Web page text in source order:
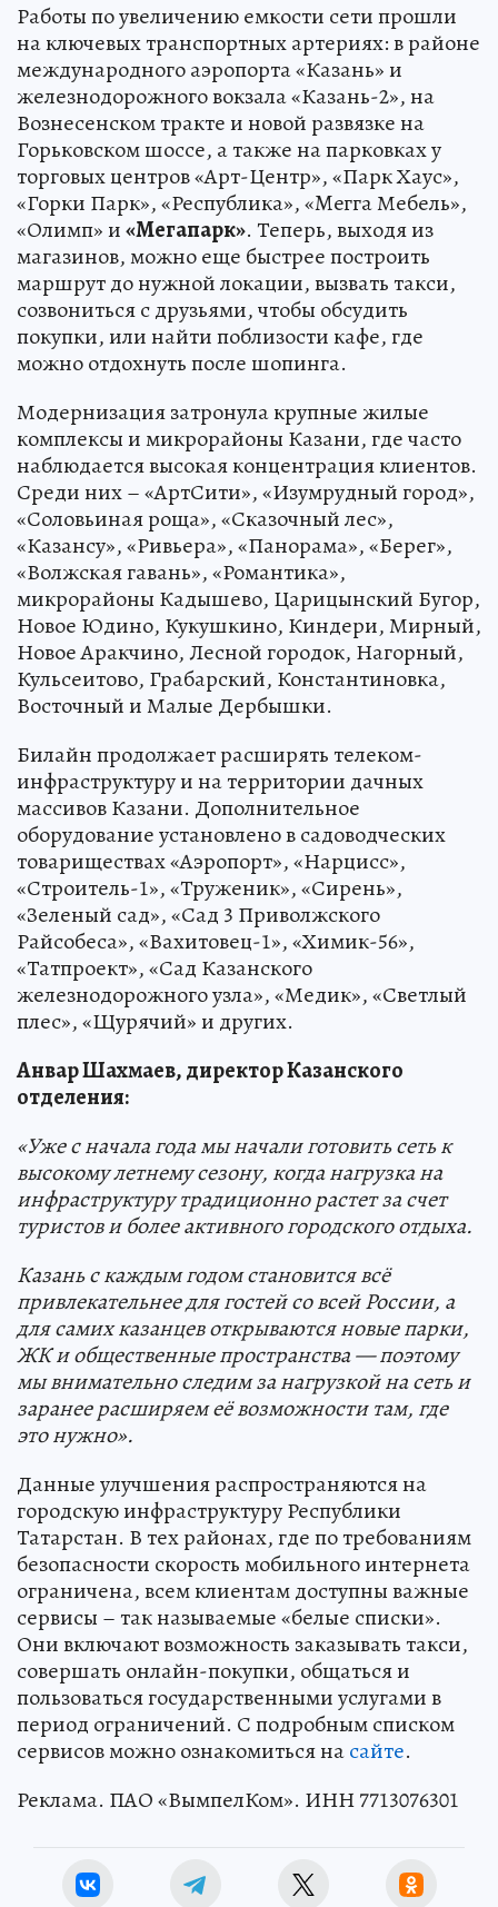
Работы по увеличению емкости сети прошли
на ключевых транспортных артериях: в районе
международного аэропорта «Казань» и
железнодорожного вокзала «Казань-2», на
Вознесенском тракте и новой развязке на
Горьковском шоссе, а также на парковках у
торговых центров «Арт-Центр», «Парк Хаус»,
«Горки Парк», «Республика», «Meгга Мебель»,
«Олимп» и«Мегапарк». Теперь, выходя из
магазинов, можно еще быстрее построить
маршрут до нужной локации, вызвать такси,
созвониться с друзьями, чтобы обсудить
покупки, или найти поблизости кафе, где
можно отдохнуть после шопинга.
Модернизация затронула крупные жилые
комплексы и микрорайоны Казани, где часто
наблюдается высокая концентрация клиентов.
Среди них – «АртСити», «Изумрудный город»,
«Соловьиная роща», «Сказочный лес»,
«Казансу», «Ривьера», «Панорама», «Берег»,
«Волжская гавань», «Романтика»,
микрорайоны Кадышево, Царицынский Бугор,
Новое Юдино, Кукушкино, Киндери, Мирный,
Новое Аракчино, Лесной городок, Нагорный,
Кульсеитово, Грабарский, Константиновка,
Восточный и Малые Дербышки.
Билайн продолжает расширять телеком-
инфраструктуру и на территории дачных
массивов Казани. Дополнительное
оборудование установлено в садоводческих
товариществах «Аэропорт», «Нарцисс»,
«Строитель-1», «Труженик», «Сирень»,
«Зеленый сад», «Сад 3 Приволжского
Райсобеса», «Вахитовец-1», «Химик-56»,
«Татпроект», «Сад Казанского
железнодорожного узла», «Медик», «Светлый
плес», «Щурячий» и других.
Анвар Шахмаев, директор Казанского
отделения:
«Уже с начала года мы начали готовить сеть к
высокому летнему сезону, когда нагрузка на
инфраструктуру традиционно растет за счет
туристов и более активного городского отдыха.
Казань с каждым годом становится всё
привлекательнее для гостей со всей России, а
для самих казанцев открываются новые парки,
ЖК и общественные пространства — поэтому
мы внимательно следим за нагрузкой на сеть и
заранее расширяем её возможности там, где
это нужно».
Данные улучшения распространяются на
городскую инфраструктуру Республики
Татарстан. В тех районах, где по требованиям
безопасности скорость мобильного интернета
ограничена, всем клиентам доступны важные
сервисы – так называемые «белые списки».
Они включают возможность заказывать такси,
совершать онлайн-покупки, общаться и
пользоваться государственными услугами в
период ограничений. С подробным списком
сервисов можно ознакомиться насайте.
Реклама. ПАО «ВымпелКом». ИНН 7713076301